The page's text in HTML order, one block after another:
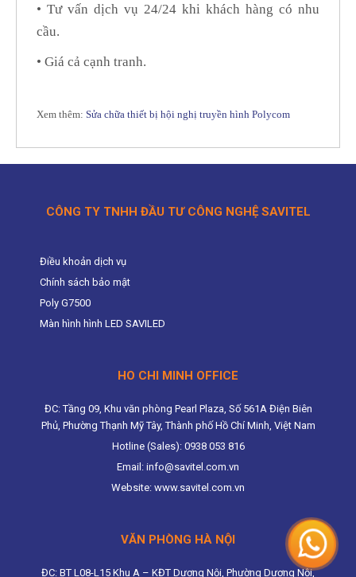
• Tư vấn dịch vụ 24/24 khi khách hàng có nhu
cầu.
• Giá cả cạnh tranh.
Xem thêm: Sửa chữa thiết bị hội nghị truyền hình Polycom
CÔNG TY TNHH ĐẦU TƯ CÔNG NGHỆ SAVITEL
Điều khoản dịch vụ
Chính sách bảo mật
Poly G7500
Màn hình hình LED SAVILED
HO CHI MINH OFFICE
ĐC: Tầng 09, Khu văn phòng Pearl Plaza, Số 561A Điện Biên
Phủ, Phường Thạnh Mỹ Tây, Thành phố Hồ Chí Minh, Việt Nam
Hotline (Sales): 0938 053 816
Email: info@savitel.com.vn
Website: www.savitel.com.vn
VĂN PHÒNG HÀ NỘI
ĐC: BT L08-L15 Khu A – KĐT Dương Nội, Phường Dương Nội,